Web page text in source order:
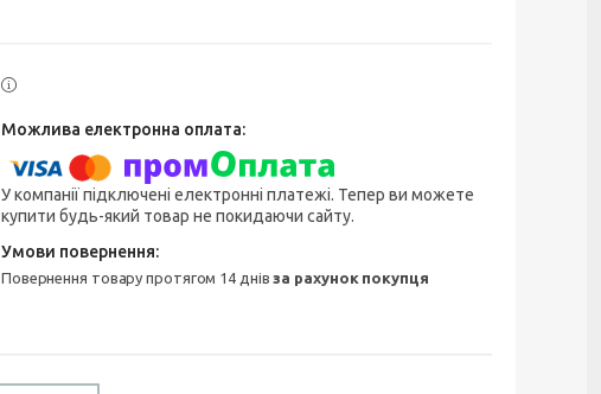
У компанії підключені електронні платежі. Тепер ви можете
купити будь-який товар не покидаючи сайту.
повернення товару протягом 14 днівза рахунок покупця